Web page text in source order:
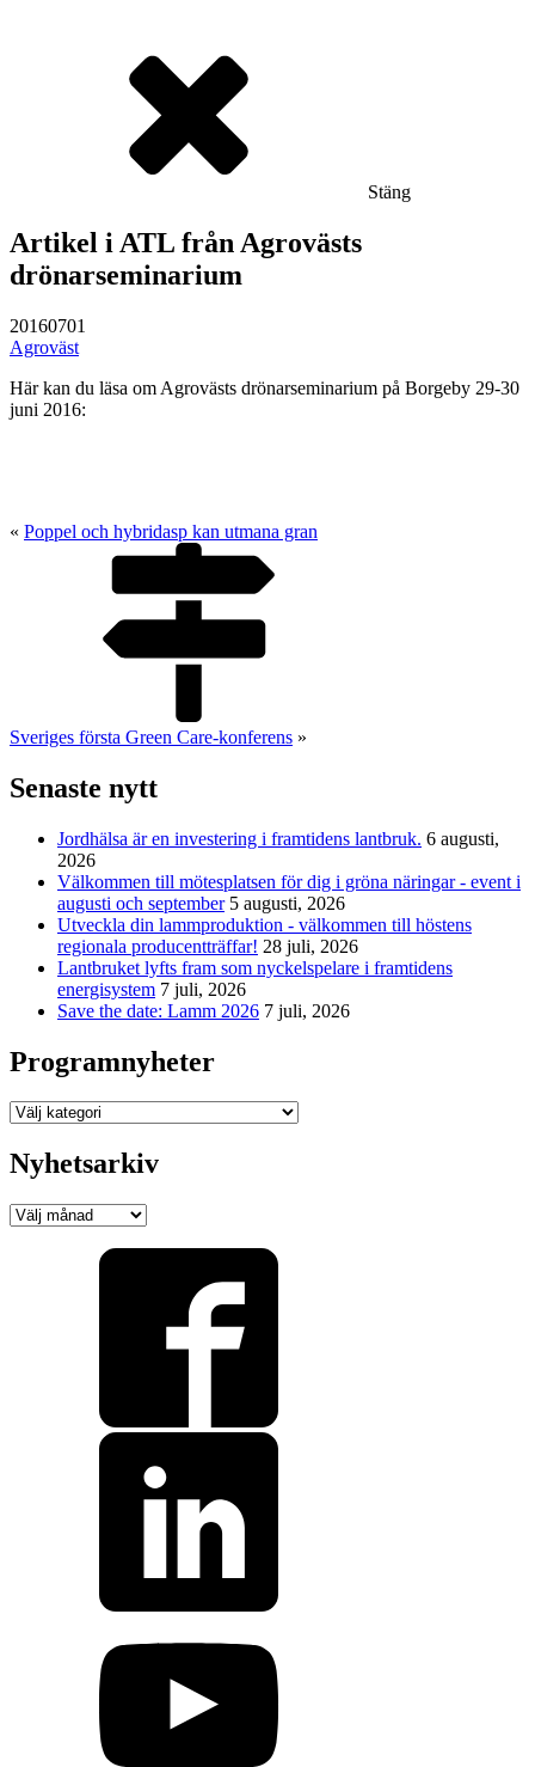
Stäng
Artikel i ATL från Agrovästs
drönarseminarium
20160701
Agroväst
Här kan du läsa om Agrovästs drönarseminarium på Borgeby 29-30
juni 2016:
« Poppel och hybridasp kan utmana gran
Sveriges första Green Care-konferens »
Senaste nytt
Jordhälsa är en investering i framtidens lantbruk. 6 augusti,
2026
Välkommen till mötesplatsen för dig i gröna näringar - event i
augusti och september 5 augusti, 2026
Utveckla din lammproduktion - välkommen till höstens
regionala producentträffar! 28 juli, 2026
Lantbruket lyfts fram som nyckelspelare i framtidens
energisystem 7 juli, 2026
Save the date: Lamm 2026 7 juli, 2026
Programnyheter
Programnyheter
Nyhetsarkiv
Nyhetsarkiv